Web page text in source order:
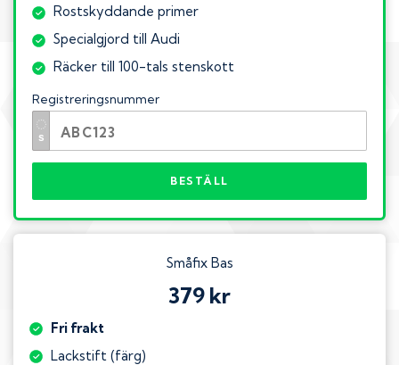
Rostskyddande primer
Specialgjord till Audi
Räcker till 100-tals stenskott
Registreringsnummer
BESTÄLL
Småfix Bas
379 kr
Fri frakt
Lackstift (färg)